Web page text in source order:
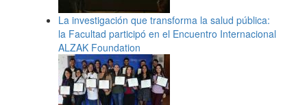
La investigación que transforma la salud pública:
la Facultad participó en el Encuentro Internacional
ALZAK Foundation